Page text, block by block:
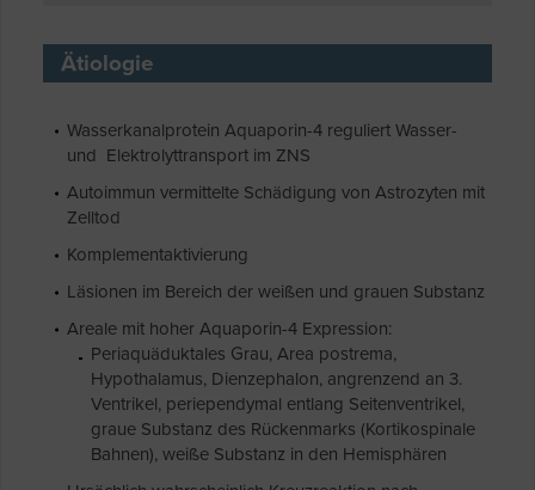
Ätiologie
Wasserkanalprotein Aquaporin-4 reguliert Wasser-
und Elektrolyttransport im ZNS
Autoimmun vermittelte Schädigung von Astrozyten mit
Zelltod
Komplementaktivierung
Läsionen im Bereich der weißen und grauen Substanz
Areale mit hoher Aquaporin-4 Expression:
Periaquäduktales Grau, Area postrema,
Hypothalamus, Dienzephalon, angrenzend an 3.
Ventrikel, periependymal entlang Seitenventrikel,
graue Substanz des Rückenmarks (Kortikospinale
Bahnen), weiße Substanz in den Hemisphären